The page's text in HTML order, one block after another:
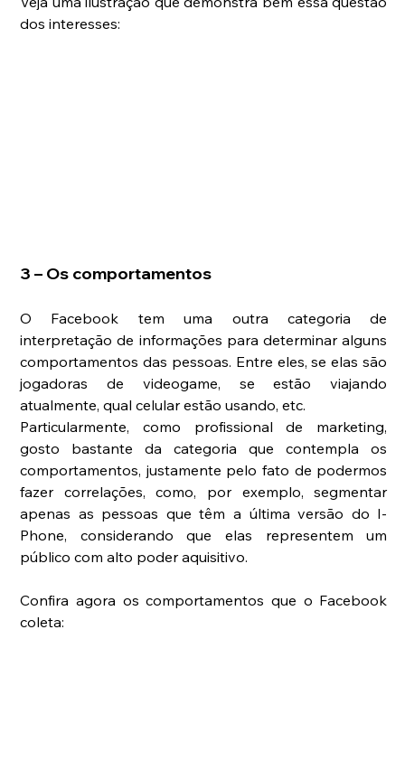
dos interesses:
3 – Os comportamentos
O Facebook tem uma outra categoria de
interpretação de informações para determinar alguns
comportamentos das pessoas. Entre eles, se elas são
jogadoras de videogame, se estão viajando
atualmente, qual celular estão usando, etc.
Particularmente, como profissional de marketing,
gosto bastante da categoria que contempla os
comportamentos, justamente pelo fato de podermos
fazer correlações, como, por exemplo, segmentar
apenas as pessoas que têm a última versão do I-
Phone, considerando que elas representem um
público com alto poder aquisitivo.
Confira agora os comportamentos que o Facebook
coleta: